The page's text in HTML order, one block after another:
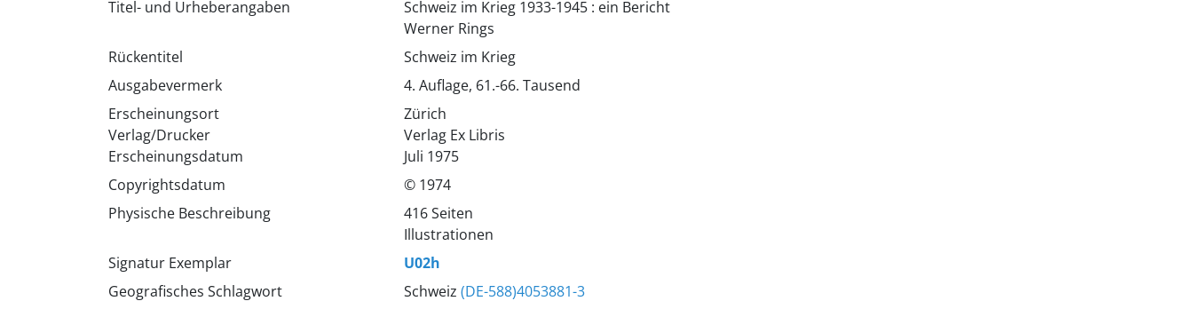
Titel- und Urheberangaben
Schweiz im Krieg 1933-1945 : ein Bericht
Werner Rings
Rückentitel
Schweiz im Krieg
Ausgabevermerk
4. Auflage, 61.-66. Tausend
Erscheinungsort
Verlag/Drucker
Erscheinungsdatum
Zürich
Verlag Ex Libris
Juli 1975
Copyrightsdatum
© 1974
Physische Beschreibung
416 Seiten
Illustrationen
Signatur Exemplar
U02h
Geografisches Schlagwort
Schweiz (DE-588)4053881-3